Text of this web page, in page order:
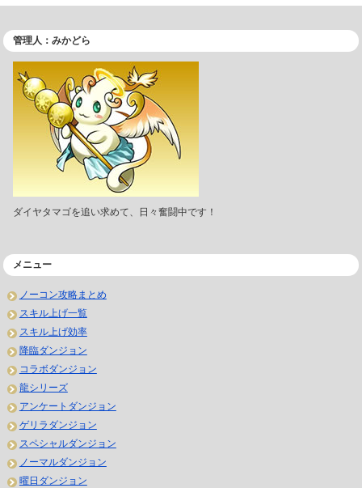
管理人：みかどら
ダイヤタマゴを追い求めて、日々奮闘中です！
メニュー
ノーコン攻略まとめ
スキル上げ一覧
スキル上げ効率
降臨ダンジョン
コラボダンジョン
龍シリーズ
アンケートダンジョン
ゲリラダンジョン
スペシャルダンジョン
ノーマルダンジョン
曜日ダンジョン